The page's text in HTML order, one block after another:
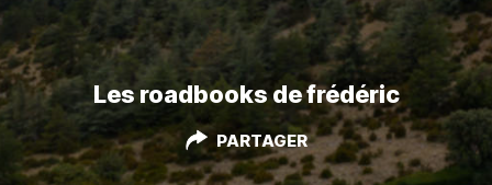
Les roadbooks de frédéric
PARTAGER